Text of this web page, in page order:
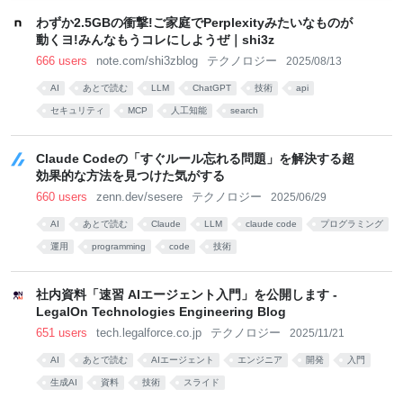
わずか2.5GBの衝撃!ご家庭でPerplexityみたいなものが
動くヨ!みんなもうコレにしようぜ｜shi3z
666 users note.com/shi3zblog テクノロジー 2025/08/13
AI あとで読む LLM ChatGPT 技術 api
セキュリティ MCP 人工知能 search
Claude Codeの「すぐルール忘れる問題」を解決する超
効果的な方法を見つけた気がする
660 users zenn.dev/sesere テクノロジー 2025/06/29
AI あとで読む Claude LLM claude code プログラミング
運用 programming code 技術
社内資料「速習 AIエージェント入門」を公開します -
LegalOn Technologies Engineering Blog
651 users tech.legalforce.co.jp テクノロジー 2025/11/21
AI あとで読む AIエージェント エンジニア 開発 入門
生成AI 資料 技術 スライド